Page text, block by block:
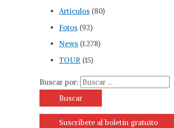
Artículos (80)
Fotos (92)
News (1.278)
TOUR (15)
Buscar por:
Suscríbete al boletín gratuito